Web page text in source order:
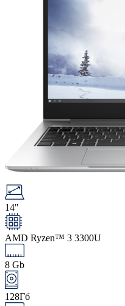
14"
AMD Ryzen™ 3 3300U
8 Gb
128Гб